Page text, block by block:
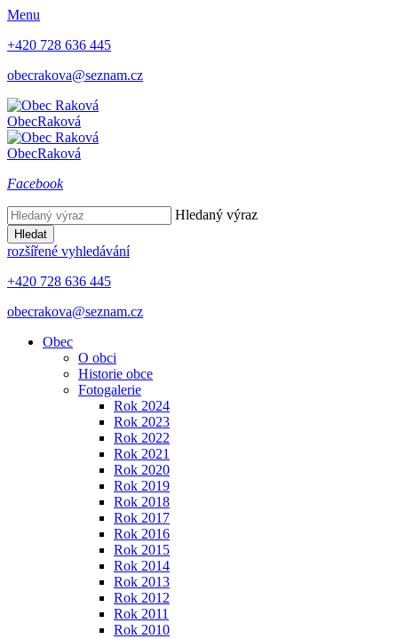
Menu
+420 728 636 445
obecrakova@seznam.cz
ObecRaková
ObecRaková
Facebook
Hledaný výraz
Hledat
rozšířené vyhledávání
+420 728 636 445
obecrakova@seznam.cz
Obec
O obci
Historie obce
Fotogalerie
Rok 2024
Rok 2023
Rok 2022
Rok 2021
Rok 2020
Rok 2019
Rok 2018
Rok 2017
Rok 2016
Rok 2015
Rok 2014
Rok 2013
Rok 2012
Rok 2011
Rok 2010